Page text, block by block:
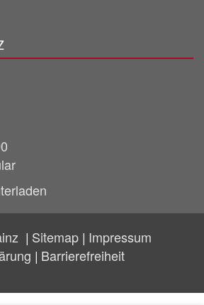
Sitemap Impressum
Barrierefreiheit